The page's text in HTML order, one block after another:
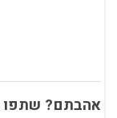
אהבתם?